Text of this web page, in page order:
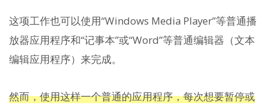
这项工作也可以使用“Windows Media Player”等普通播
放器应用程序和“记事本”或“Word”等普通编辑器（文本
编辑应用程序）来完成。
然而，使用这样一个普通的应用程序，每次想要暂停或